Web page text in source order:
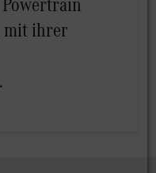
mit ihrer